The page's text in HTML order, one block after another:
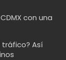
con una
Así